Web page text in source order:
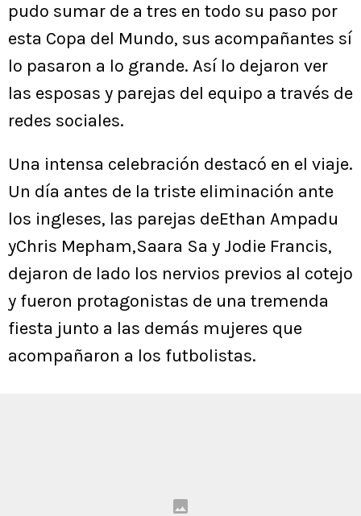
pudo sumar de a tres en todo su paso por
esta Copa del Mundo, sus acompañantes sí
lo pasaron a lo grande. Así lo dejaron ver
las esposas y parejas del equipo a través de
redes sociales.
Una intensa celebración destacó en el viaje.
Un día antes de la triste eliminación ante
los ingleses, las parejas deEthan Ampadu
yChris Mepham,Saara Sa y Jodie Francis,
dejaron de lado los nervios previos al cotejo
y fueron protagonistas de una tremenda
fiesta junto a las demás mujeres que
acompañaron a los futbolistas.